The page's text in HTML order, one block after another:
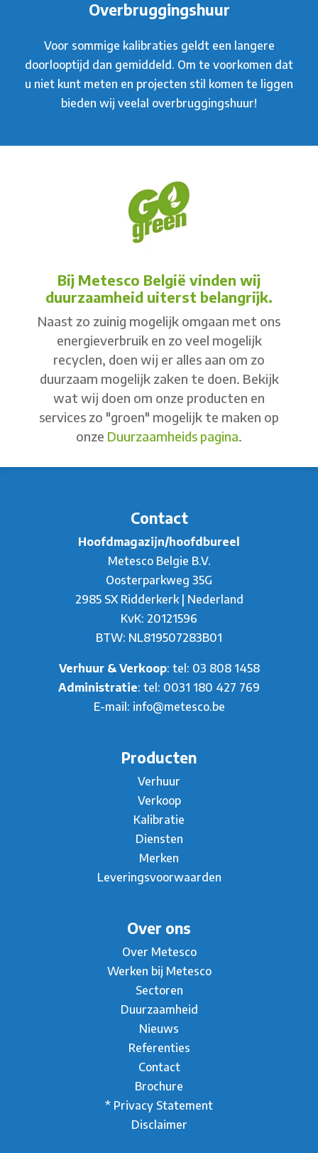
Overbruggingshuur
Voor sommige kalibraties geldt een langere
doorlooptijd dan gemiddeld. Om te voorkomen dat
u niet kunt meten en projecten stil komen te liggen
bieden wij veelal overbruggingshuur!
Bij Metesco België vinden wij
duurzaamheid uiterst belangrijk.
Naast zo zuinig mogelijk omgaan met ons
energieverbruik en zo veel mogelijk
recyclen, doen wij er alles aan om zo
duurzaam mogelijk zaken te doen. Bekijk
wat wij doen om onze producten en
services zo "groen" mogelijk te maken op
onze Duurzaamheids pagina.
Contact
Hoofdmagazijn/hoofdbureel
Metesco Belgie B.V.
Oosterparkweg 35G
2985 SX Ridderkerk | Nederland
KvK: 20121596
BTW: NL819507283B01
Verhuur & Verkoop: tel: 03 808 1458
Administratie: tel: 0031 180 427 769
E-mail: info@metesco.be
Producten
Verhuur
Verkoop
Kalibratie
Diensten
Merken
Leveringsvoorwaarden
Over ons
Over Metesco
Werken bij Metesco
Sectoren
Duurzaamheid
Nieuws
Referenties
Contact
Brochure
* Privacy Statement
Disclaimer